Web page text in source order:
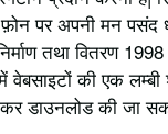
पर अपनी मन पसंद
निर्माण तथा
की एक लम्बी
डाउनलोड की जा